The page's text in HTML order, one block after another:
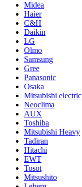
Midea
Haier
С&H
Daikin
LG
Olmo
Samsung
Gree
Panasonic
Osaka
Mitsubishi electric
Neoclima
AUX
Toshiba
Mitsubishi Heavy
Tadiran
Hitachi
EWT
Tosot
Mitsushito